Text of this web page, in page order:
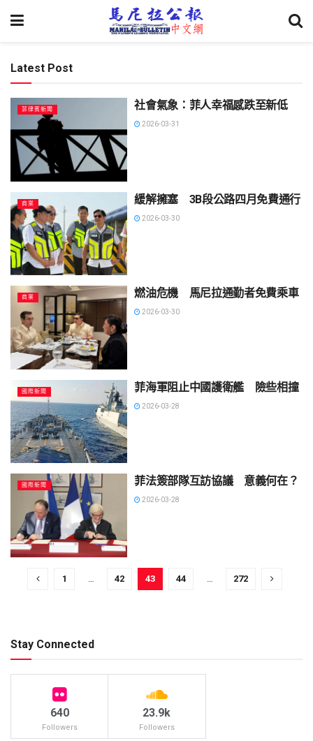
Latest Post
菲律賓新聞 社會氣象：菲人幸福感跌至新低
2026-03-31
商業 緩解擁塞 3B段公路四月免費通行
2026-03-30
商業 燃油危機 馬尼拉通勤者免費乘車
2026-03-30
國際新聞 菲海軍阻止中國護衛艦 險些相撞
2026-03-28
國際新聞 菲法簽部隊互訪協議 意義何在？
2026-03-28
1 42 43 44 272
Stay Connected
640
Followers
23.9k
Followers